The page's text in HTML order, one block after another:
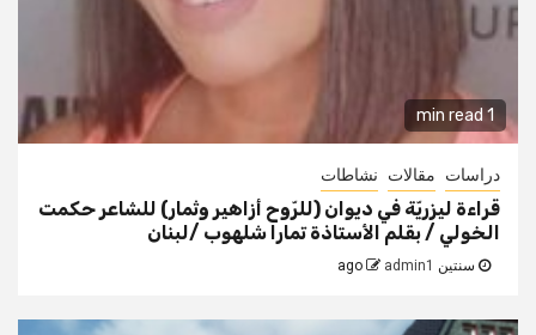
1 min read
دراسات مقالات نشاطات
قراءة ليزريّة في ديوان (للرّوح أزاهير وثمار) للشاعر حكمت
الخولي / بقلم الأستاذة تمارا شلهوب /لبنان
سنتين ago admin1